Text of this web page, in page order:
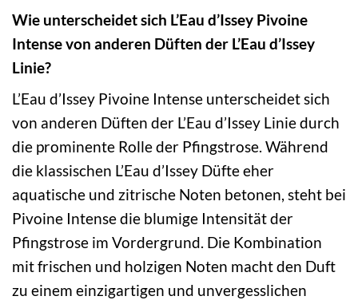
Wie unterscheidet sich L’Eau d’Issey Pivoine
Intense von anderen Düften der L’Eau d’Issey
Linie?
L’Eau d’Issey Pivoine Intense unterscheidet sich
von anderen Düften der L’Eau d’Issey Linie durch
die prominente Rolle der Pfingstrose. Während
die klassischen L’Eau d’Issey Düfte eher
aquatische und zitrische Noten betonen, steht bei
Pivoine Intense die blumige Intensität der
Pfingstrose im Vordergrund. Die Kombination
mit frischen und holzigen Noten macht den Duft
zu einem einzigartigen und unvergesslichen